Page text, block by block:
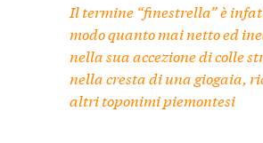
Il termine “finestrella” è
modo quanto mai netto ed
nella sua accezione di colle
nella cresta di una giogaia,
altri toponimi piemontesi